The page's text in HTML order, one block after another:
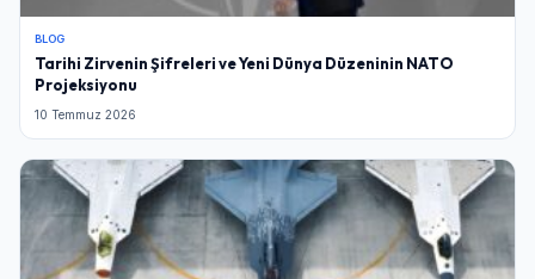
BLOG
Tarihi Zirvenin Şifreleri ve Yeni Dünya Düzeninin NATO
Projeksiyonu
10 Temmuz 2026